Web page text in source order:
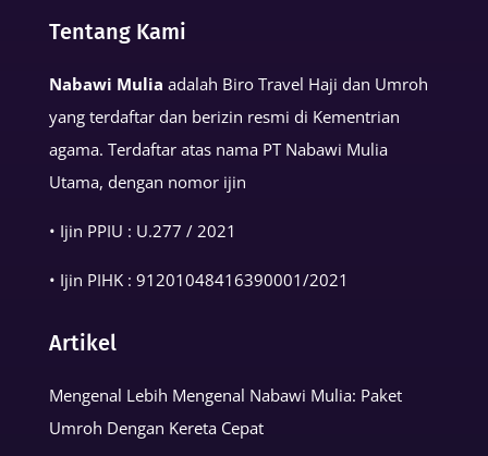
Muslim
Tentang Kami
Nabawi Mulia adalah Biro Travel Haji dan Umroh
yang terdaftar dan berizin resmi di Kementrian
agama. Terdaftar atas nama PT Nabawi Mulia
Utama, dengan nomor ijin
• Ijin PPIU : U.277 / 2021
• Ijin PIHK : 91201048416390001/2021
Artikel
Mengenal Lebih Mengenal Nabawi Mulia: Paket
Umroh Dengan Kereta Cepat